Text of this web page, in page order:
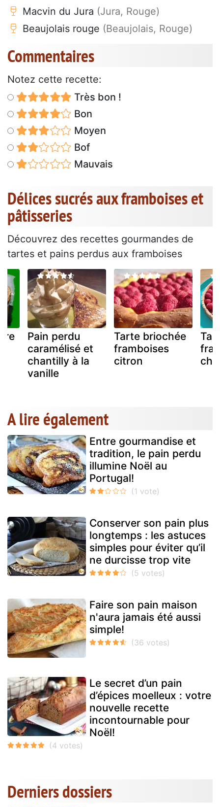
Macvin du Jura (Jura, Rouge)
Beaujolais rouge (Beaujolais, Rouge)
Commentaires
Notez cette recette:
Très bon !
Bon
Moyen
Bof
Mauvais
Délices sucrés aux framboises et
pâtisseries
Découvrez des recettes gourmandes de
tartes et pains perdus aux framboises
Pain perdu
caramélisé et
chantilly à la
vanille
Tarte briochée
framboises
citron
A lire également
Entre gourmandise et
tradition, le pain perdu
illumine Noël au
Portugal!
Conserver son pain plus
longtemps : les astuces
simples pour éviter qu’il
ne durcisse trop vite
Faire son pain maison
n'aura jamais été aussi
simple!
Le secret d’un pain
d’épices moelleux : votre
nouvelle recette
incontournable pour
Noël!
Derniers dossiers